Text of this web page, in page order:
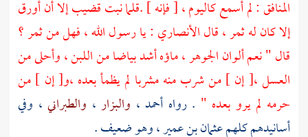
المنافق : لم أسمع كاليوم ، [ فإنه ] .قلما نبت قضيب إلا أن أورق
إلا كان له ثمر ، قال الأنصاري : يا رسول الله ، فهل من ثمر ؟
قال " نعم ألوان الجوهر ، ماؤه أشد بياضا من اللبن ، وأحلى من
العسل ،[ إن ] من شرب منه مشربا لم يظمأ بعده ،و[ إن ] من
حرمه لم يرو بعده " . رواه أحمد ، والبزار ، والطبراني ، وفي
أسانيدهم كلهمعثمان بن عمير، وهو ضعيف .